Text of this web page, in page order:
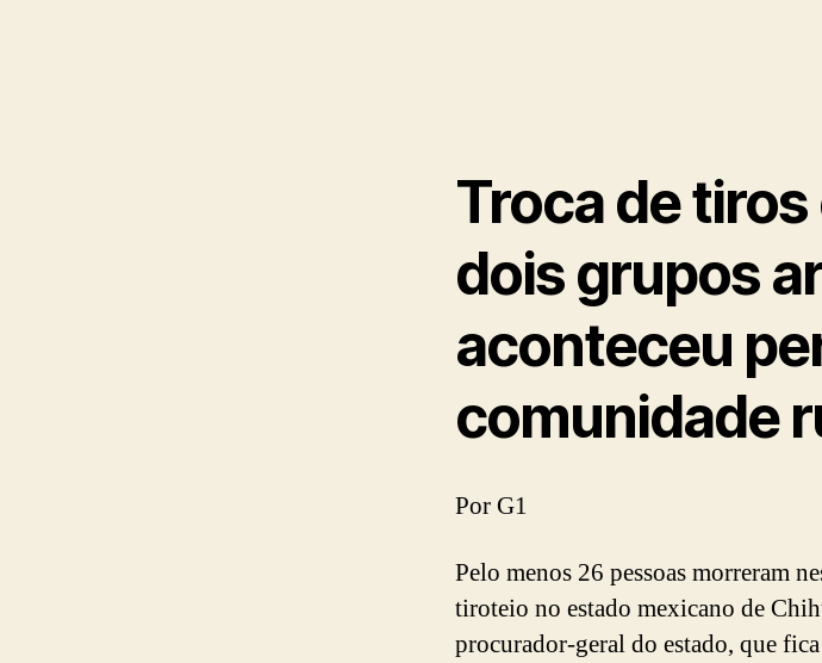
Troca de
dois grupos
aconteceu
comunidade
Por G1
Pelo menos 26 pessoas morreram
tiroteio no estado mexicano de
procurador-geral do estado, que